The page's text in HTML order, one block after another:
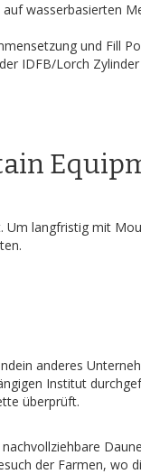
wasserbasierten
und Fill
IDFB/Lorch
langfristig mit
anderes
Institut
überprüft.
der Farmen, wo